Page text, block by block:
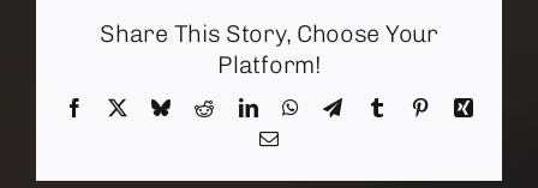
Share This Story, Choose Your
Platform!
Facebook BlueskyRedditLinkedInWhatsApp
TelegramTumblr PinterestXing
Email